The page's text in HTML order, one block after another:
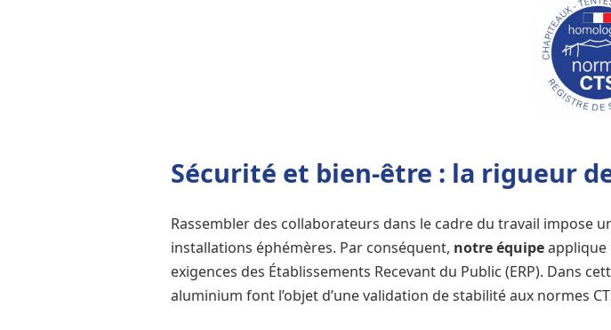
Sécurité et bien-être : la rigueur
Rassembler des collaborateurs dans le cadre du travail impose
installations éphémères. Par conséquent, notre équipeapplique
exigences des Établissements Recevant du Public (ERP). Dans
aluminium font l’objet d’une validation de stabilité aux normes